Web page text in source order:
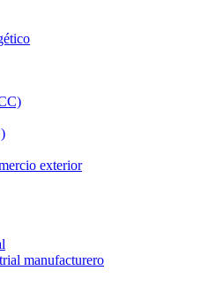
exterior
manufacturero